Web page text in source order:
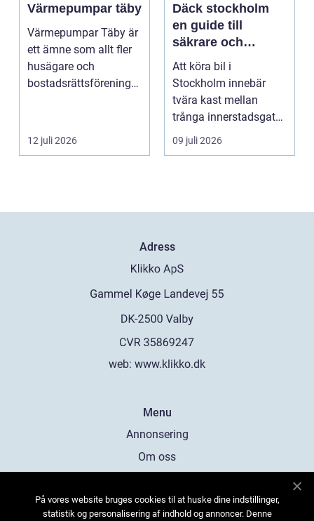
Värmepumpar täby
Värmepumpar Täby är
ett ämne som allt fler
husägare och
bostadsrättsföreningar
12 juli 2026
Däck stockholm
en guide till
säkrare och
smartare däckval i
storstan
Att köra bil i
Stockholm innebär
tvära kast mellan
trånga innerstadsgator,
motorvägspendling
och ibl...
09 juli 2026
Adress
web: www.klikko.dk
Menu
Annonsering
Om oss
Kontakta oss
På vores website bruges cookies til at huske dine indstillinger,
statistik og personalisering af indhold og annoncer. Denne